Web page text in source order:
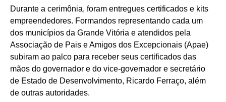
Durante a cerimônia, foram entregues certificados e kits
empreendedores. Formandos representando cada um
dos municípios da Grande Vitória e atendidos pela
Associação de Pais e Amigos dos Excepcionais (Apae)
subiram ao palco para receber seus certificados das
mãos do governador e do vice-governador e secretário
de Estado de Desenvolvimento, Ricardo Ferraço, além
de outras autoridades.